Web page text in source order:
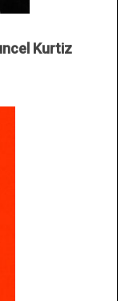
Kurtiz